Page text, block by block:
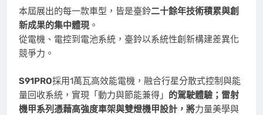
本屆展出的每一款車型，皆是臺鈴二十餘年技術積累與創
新成果的集中體現。
從電機、電控到電池系統，臺鈴以系統性創新構建差異化
競爭力。
S91PRO採用1萬瓦高效能電機，融合行星分散式控制與能
量回收系統，實現「動力與節能兼得」 的駕駛體驗；雷射
機甲系列憑藉高強度車架與雙燈機甲設計，將力量美學與